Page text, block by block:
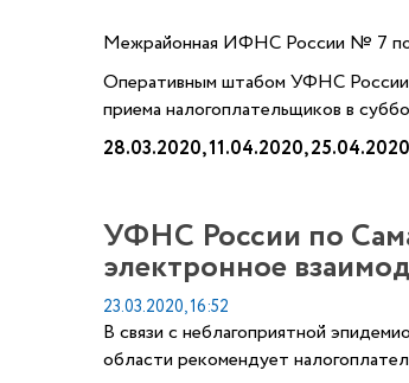
Межрайонная ИФНС России № 7 по
Оперативным штабом УФНС России
приема налогоплательщиков в
28.03.2020, 11.04.2020,
УФНС России по
электронное
23.03.2020, 16:52
В связи с неблагоприятной
области рекомендует